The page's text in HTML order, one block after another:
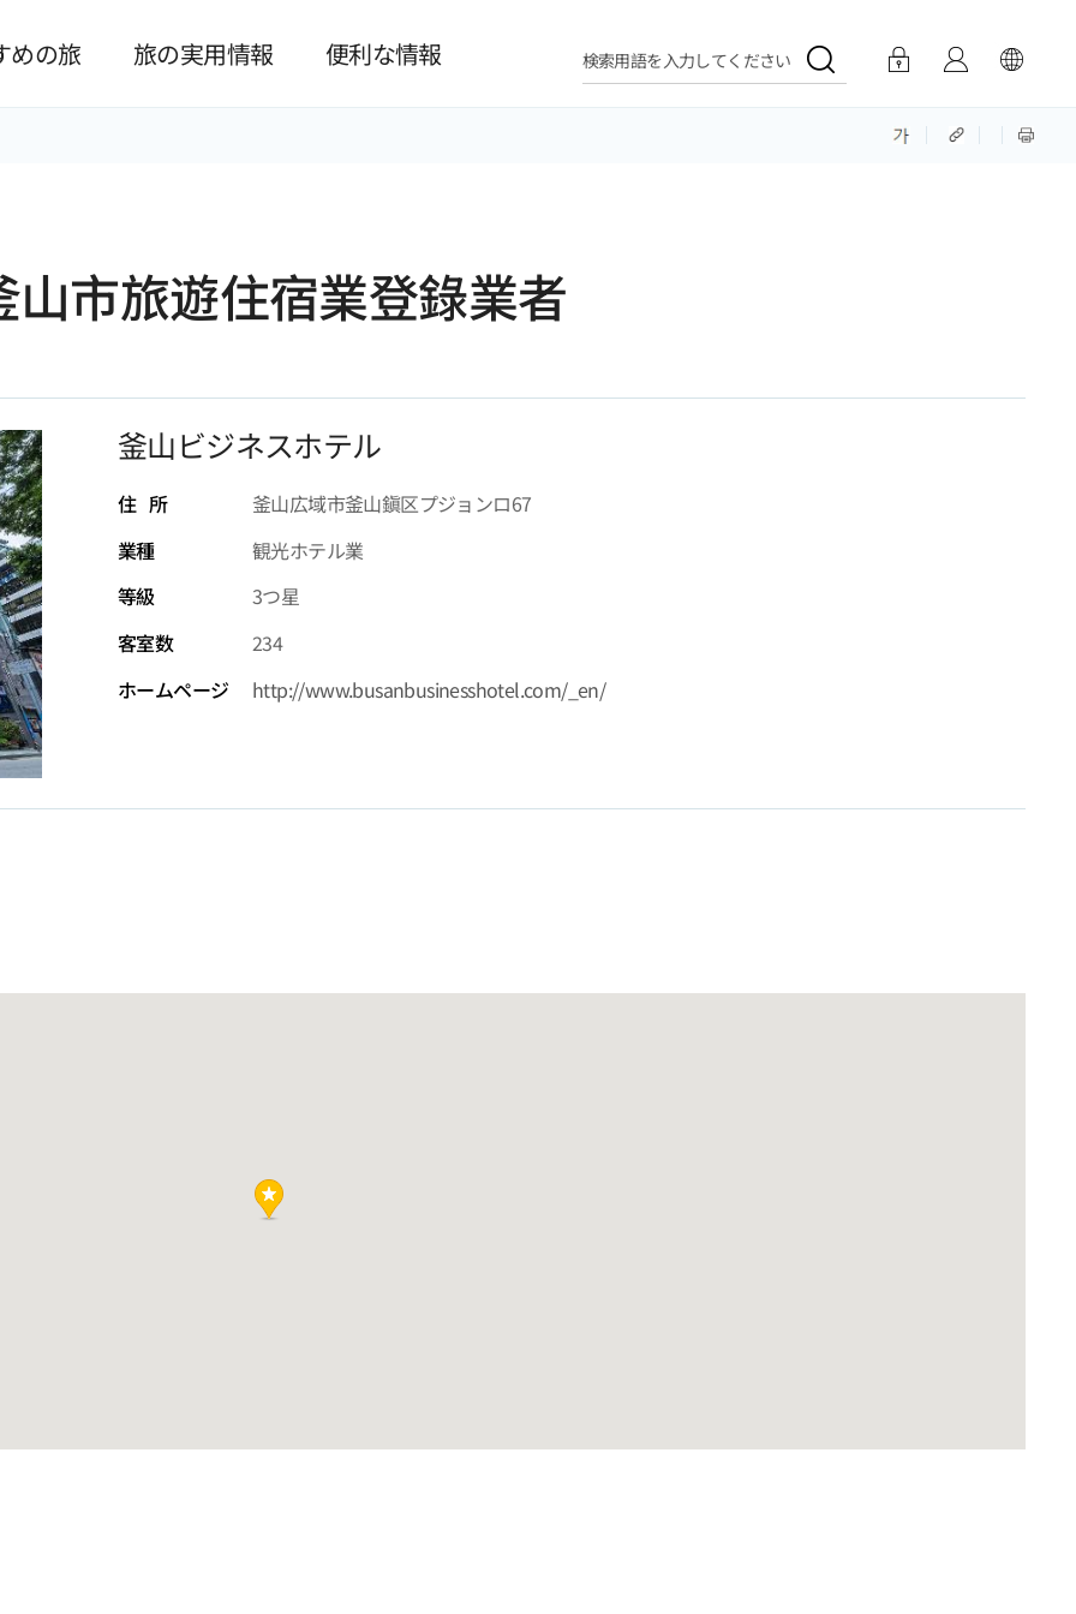
めの旅 旅の実用情報 便利な情報 検索用語を入力してください
山市旅遊住宿業登錄業者
釜山ビジネスホテル
住 所
釜山広域市釜山鎭区プジョンロ67
業種
観光ホテル業
等級
3つ星
客室数
234
ホームページ
http://www.busanbusinesshotel.com/_en/